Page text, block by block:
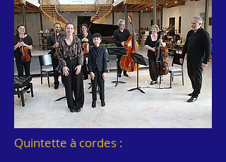
Quintette à cordes :